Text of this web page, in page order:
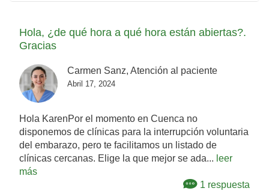
Hola, ¿de qué hora a qué hora están abiertas?.
Gracias
Carmen Sanz, Atención al paciente
Abril 17, 2024
Hola KarenPor el momento en Cuenca no
disponemos de clínicas para la interrupción voluntaria
del embarazo, pero te facilitamos un listado de
clínicas cercanas. Elige la que mejor se ada... leer
más
1 respuesta